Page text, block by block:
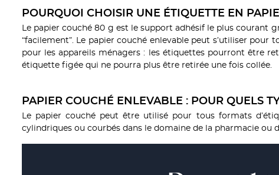
POURQUOI CHOISIR UNE ÉTIQUETTE EN
Le papier couché 80 g est le support adhésif le plus courant
“facilement”. Le papier couché enlevable peut s’utiliser
pour les appareils ménagers : les étiquettes pourront être
étiquette figée qui ne pourra plus être retirée une fois collée.
PAPIER COUCHÉ ENLEVABLE : POUR QUELS
Le papier couché peut être utilisé pour tous formats
cylindriques ou courbés dans le domaine de la pharmacie